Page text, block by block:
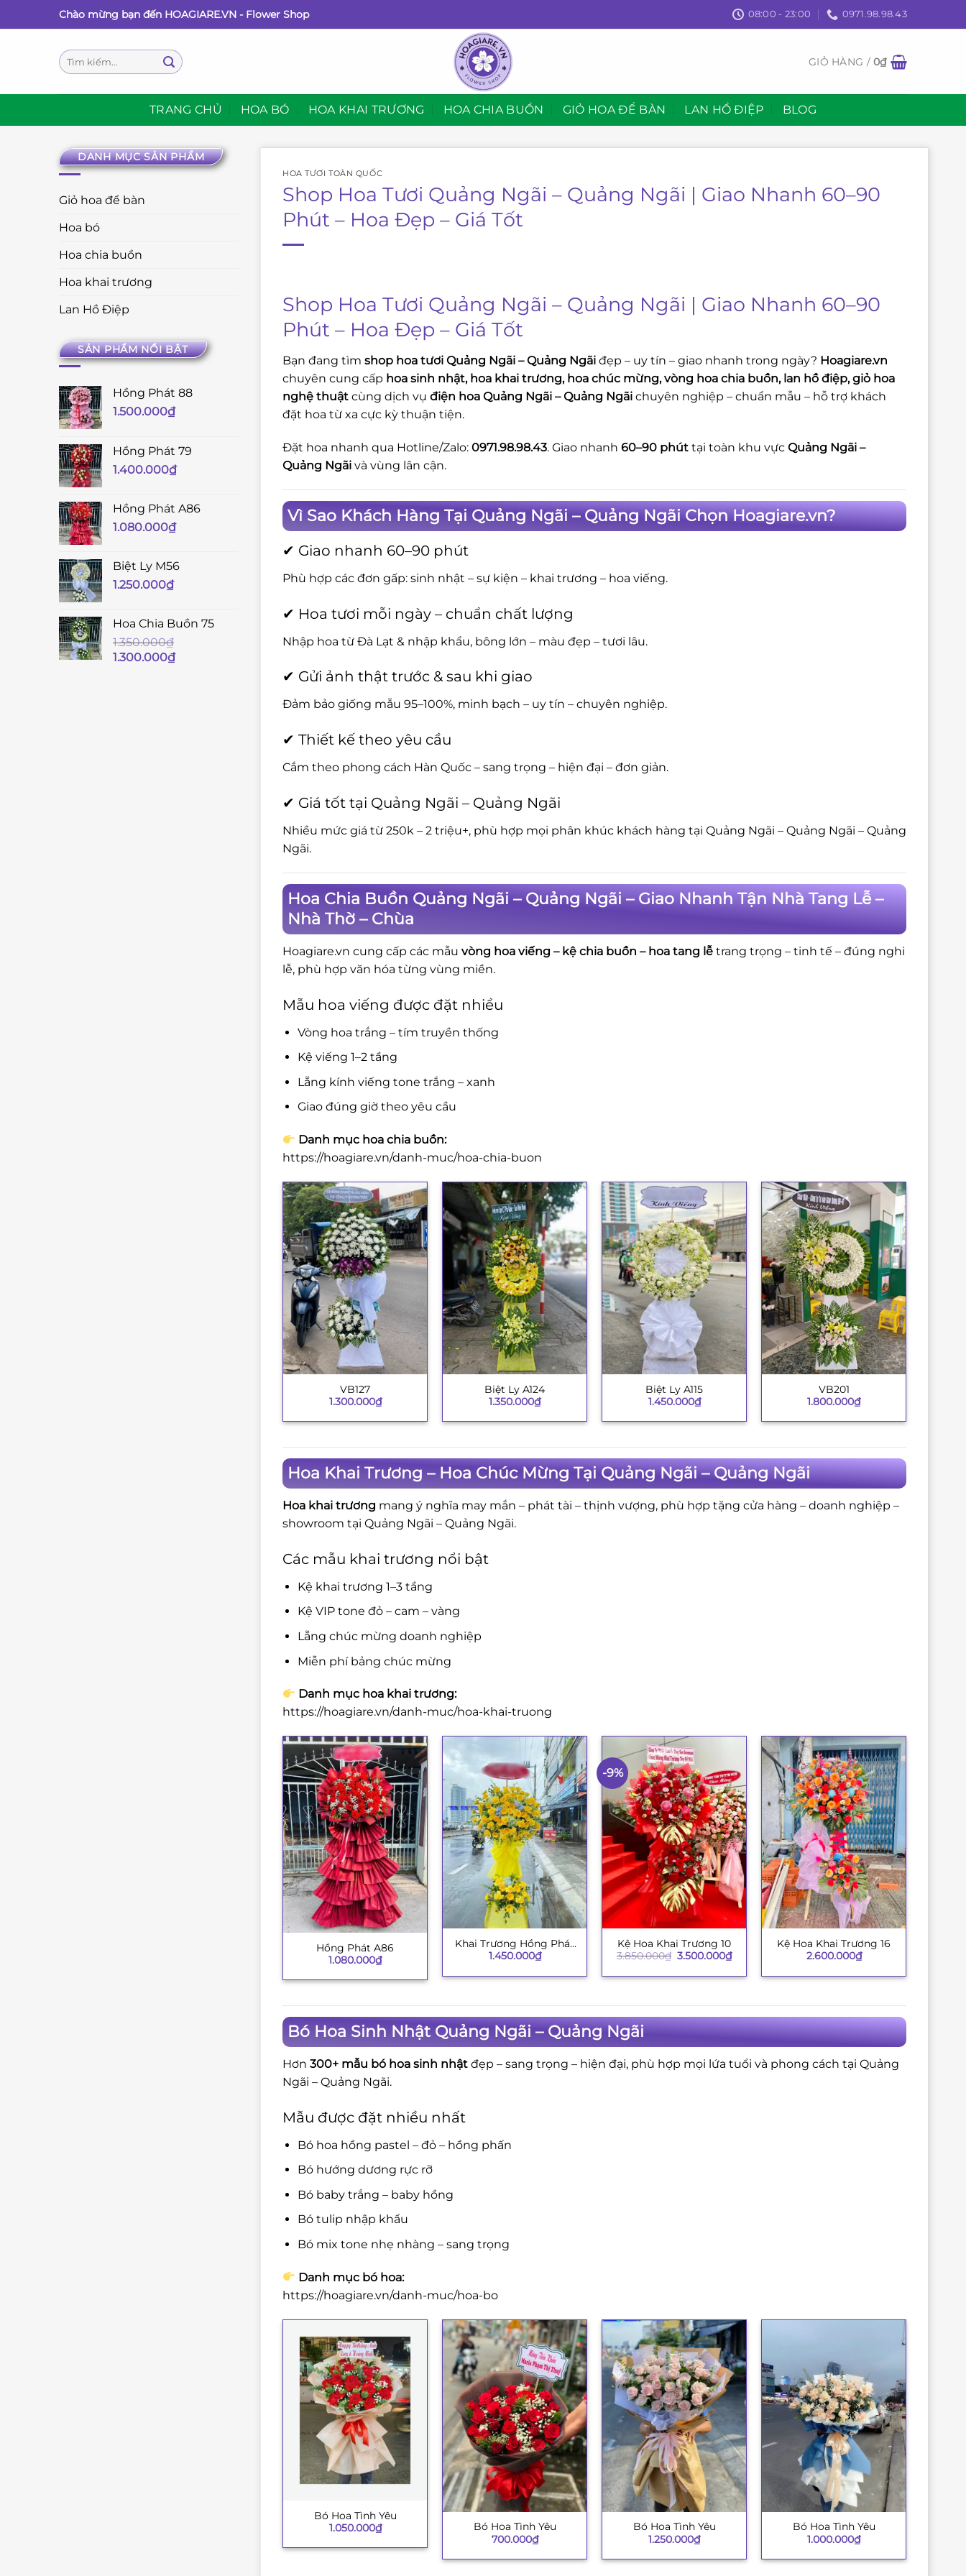
qua
Chào mừng bạn đến HOAGIARE.VN - Flower Shop 08:00 - 23:00 0971.98.98.43
Tìm
kiếm:
GIỎ HÀNG /0₫
TRANG CHỦ HOA BÓ HOA KHAI TRƯƠNG HOA CHIA BUỒN GIỎ HOA ĐỂ BÀN LAN HỒ ĐIỆP BLOG
DANH MỤC SẢN PHẨM
Giỏ hoa để bàn
Hoa bó
Hoa chia buồn
Hoa khai trương
Lan Hồ Điệp
SẢN PHẨM NỔI BẬT
Hồng Phát 88
1.500.000₫
Hồng Phát 79
1.400.000₫
Hồng Phát A86
1.080.000₫
Biệt Ly M56
1.250.000₫
Hoa Chia Buồn 75
1.350.000₫
Giá
1.300.000₫Giá
HOA TƯƠI TOÀN QUỐC
Shop Hoa Tươi Quảng Ngãi – Quảng Ngãi | Giao Nhanh 60–90
Phút – Hoa Đẹp – Giá Tốt
Shop Hoa Tươi Quảng Ngãi – Quảng Ngãi | Giao Nhanh 60–90
Phút – Hoa Đẹp – Giá Tốt
Bạn đang tìm shop hoa tươi Quảng Ngãi – Quảng Ngãi đẹp – uy tín – giao nhanh trong ngày? Hoagiare.vn
chuyên cung cấp hoa sinh nhật, hoa khai trương, hoa chúc mừng, vòng hoa chia buồn, lan hồ điệp, giỏ hoa
nghệ thuật cùng dịch vụ điện hoa Quảng Ngãi – Quảng Ngãi chuyên nghiệp – chuẩn mẫu – hỗ trợ khách
đặt hoa từ xa cực kỳ thuận tiện.
Đặt hoa nhanh qua Hotline/Zalo: 0971.98.98.43. Giao nhanh 60–90 phút tại toàn khu vực Quảng Ngãi –
Quảng Ngãi và vùng lân cận.
Vì Sao Khách Hàng Tại Quảng Ngãi – Quảng Ngãi Chọn Hoagiare.vn?
✔ Giao nhanh 60–90 phút
Phù hợp các đơn gấp: sinh nhật – sự kiện – khai trương – hoa viếng.
✔ Hoa tươi mỗi ngày – chuẩn chất lượng
Nhập hoa từ Đà Lạt & nhập khẩu, bông lớn – màu đẹp – tươi lâu.
✔ Gửi ảnh thật trước & sau khi giao
Đảm bảo giống mẫu 95–100%, minh bạch – uy tín – chuyên nghiệp.
✔ Thiết kế theo yêu cầu
Cắm theo phong cách Hàn Quốc – sang trọng – hiện đại – đơn giản.
✔ Giá tốt tại Quảng Ngãi – Quảng Ngãi
Nhiều mức giá từ 250k – 2 triệu+, phù hợp mọi phân khúc khách hàng tại Quảng Ngãi – Quảng Ngãi – Quảng
Ngãi.
Hoa Chia Buồn Quảng Ngãi – Quảng Ngãi – Giao Nhanh Tận Nhà Tang Lễ –
Nhà Thờ – Chùa
Hoagiare.vn cung cấp các mẫu vòng hoa viếng – kệ chia buồn – hoa tang lễ trang trọng – tinh tế – đúng nghi
lễ, phù hợp văn hóa từng vùng miền.
Mẫu hoa viếng được đặt nhiều
Vòng hoa trắng – tím truyền thống
Kệ viếng 1–2 tầng
Lẵng kính viếng tone trắng – xanh
Giao đúng giờ theo yêu cầu
Danh mục hoa chia buồn:
https://hoagiare.vn/danh-muc/hoa-chia-buon
VB127
1.300.000₫
Biệt Ly A124
1.350.000₫
Biệt Ly A115
1.450.000₫
VB201
1.800.000₫
Hoa Khai Trương – Hoa Chúc Mừng Tại Quảng Ngãi – Quảng Ngãi
Hoa khai trương mang ý nghĩa may mắn – phát tài – thịnh vượng, phù hợp tặng cửa hàng – doanh nghiệp –
showroom tại Quảng Ngãi – Quảng Ngãi.
Các mẫu khai trương nổi bật
Kệ khai trương 1–3 tầng
Kệ VIP tone đỏ – cam – vàng
Lẵng chúc mừng doanh nghiệp
Miễn phí bảng chúc mừng
Danh mục hoa khai trương:
https://hoagiare.vn/danh-muc/hoa-khai-truong
Hồng Phát A86
1.080.000₫
+
Khai Trương Hồng Phát
003
1.450.000₫
-9%
+
Kệ Hoa Khai Trương 10
3.850.000₫ Giá
là:
3.500.000₫Giá
tại
+
Kệ Hoa Khai Trương 16
2.600.000₫
Bó Hoa Sinh Nhật Quảng Ngãi – Quảng Ngãi
Hơn 300+ mẫu bó hoa sinh nhật đẹp – sang trọng – hiện đại, phù hợp mọi lứa tuổi và phong cách tại Quảng
Ngãi – Quảng Ngãi.
Mẫu được đặt nhiều nhất
Bó hoa hồng pastel – đỏ – hồng phấn
Bó hướng dương rực rỡ
Bó baby trắng – baby hồng
Bó tulip nhập khẩu
Bó mix tone nhẹ nhàng – sang trọng
Danh mục bó hoa:
https://hoagiare.vn/danh-muc/hoa-bo
Bó Hoa Tình Yêu
1.050.000₫
Bó Hoa Tình Yêu
700.000₫
Bó Hoa Tình Yêu
1.250.000₫
Bó Hoa Tình Yêu
1.000.000₫